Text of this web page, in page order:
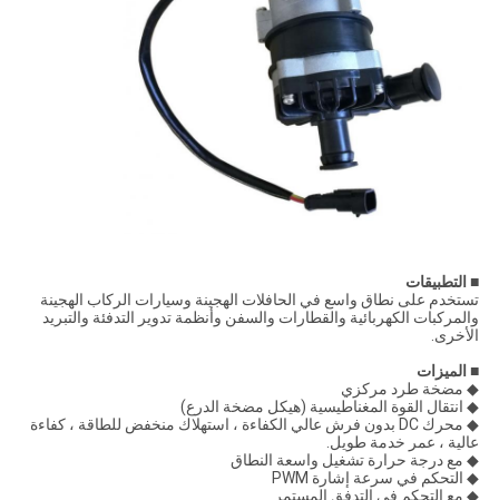
■ التطبيقات
تستخدم على نطاق واسع في الحافلات الهجينة وسيارات الركاب الهجينة
والمركبات الكهربائية والقطارات والسفن وأنظمة تدوير التدفئة والتبريد
الأخرى.
■ الميزات
◆ مضخة طرد مركزي
◆ انتقال القوة المغناطيسية (هيكل مضخة الدرع)
◆ محرك DC بدون فرش عالي الكفاءة ، استهلاك منخفض للطاقة ، كفاءة
عالية ، عمر خدمة طويل.
◆ مع درجة حرارة تشغيل واسعة النطاق
◆ التحكم في سرعة إشارة PWM
◆ مع التحكم في التدفق المستمر